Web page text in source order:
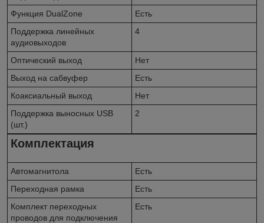
Функция DualZone
Есть
Поддержка линейных
аудиовыходов
4
Оптический выход
Нет
Выход на сабвуфер
Есть
Коаксиальный выход
Нет
Поддержка выносных USB
(шт.)
2
Комплектация
Автомагнитола
Есть
Переходная рамка
Есть
Комплект переходных
проводов для подключения
Есть